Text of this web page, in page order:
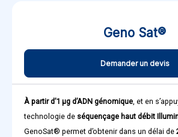
Geno Sat®
Demander un devis
À partir d’1 µg d’ADN génomique , et en
technologie de séquençage haut débit
GenoSat® permet d’obtenir dans un délai de